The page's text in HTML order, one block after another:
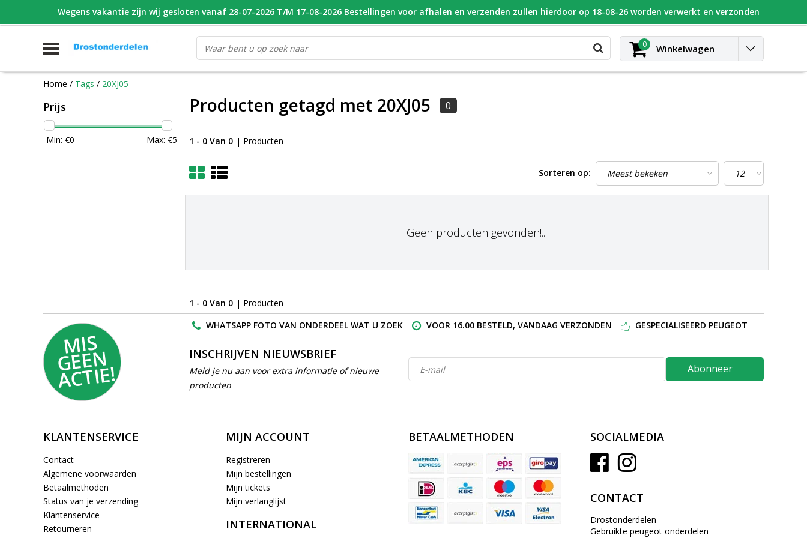
WHATSAPP FOTO VAN ONDERDEEL WAT U ZOEK VOOR 16.00 BESTELD, VANDAAG VERZONDEN GESPECIALISEERD PEUGEOT Blog Contact Inloggen
0 Winkelwagen
Home / Tags / 20XJ05
Prijs
Min: €0 Max: €5
Producten getagd met 20XJ05 0
1 - 0 Van 0 | Producten
Sorteren op:
Geen producten gevonden!...
1 - 0 Van 0 | Producten
WHATSAPP FOTO VAN ONDERDEEL WAT U ZOEK
VOOR 16.00 BESTELD, VANDAAG VERZONDEN GESPECIALISEERD PEUGEOT
MI
S
G
E
E
N
A
C
TI
E!
INSCHRIJVEN NIEUWSBRIEF
Meld je nu aan voor extra informatie of nieuwe
producten
Abonneer
KLANTENSERVICE
Contact
Algemene voorwaarden
Betaalmethoden
Status van je verzending
Klantenservice
Retourneren
MIJN ACCOUNT
Registreren
Mijn bestellingen
Mijn tickets
Mijn verlanglijst
INTERNATIONAL
BETAALMETHODEN SOCIALMEDIA
CONTACT
Drostonderdelen
Gebruikte peugeot onderdelen
Wegens vakantie zijn wij gesloten vanaf 28-07-2026 T/M 17-08-2026 Bestellingen voor afhalen en verzenden zullen hierdoor op 18-08-26 worden verwerkt en verzonden